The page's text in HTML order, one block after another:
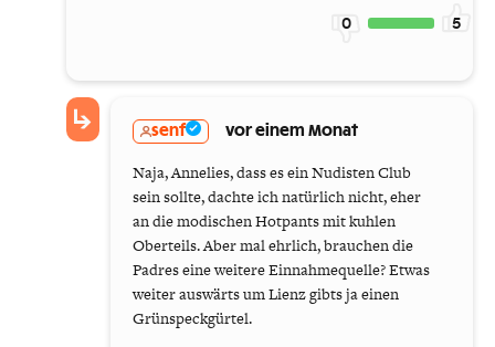
0 5
senf vor einem Monat
Naja, Annelies, dass es ein Nudisten Club
sein sollte, dachte ich natürlich nicht, eher
an die modischen Hotpants mit kuhlen
Oberteils. Aber mal ehrlich, brauchen die
Padres eine weitere Einnahmequelle? Etwas
weiter auswärts um Lienz gibts ja einen
Grünspeckgürtel.